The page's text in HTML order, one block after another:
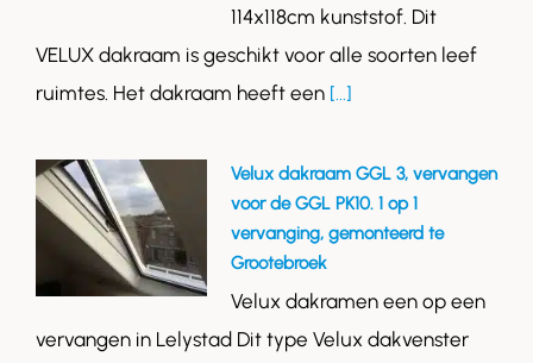
114x118cm kunststof. Dit
VELUX dakraam is geschikt voor alle soorten leef
ruimtes. Het dakraam heeft een [...]
Velux dakraam GGL 3, vervangen
voor de GGL PK10. 1 op 1
vervanging, gemonteerd te
Grootebroek
Velux dakramen een op een
vervangen in Lelystad Dit type Velux dakvenster